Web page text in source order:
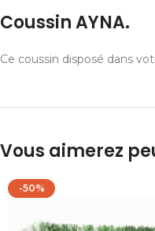
Coussin AYNA.
Ce coussin disposé dans
Vous aimerez
-50%